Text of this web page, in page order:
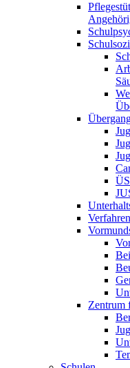
Zentrum